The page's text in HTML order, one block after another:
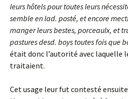
leurs hôtels pour toutes leurs
semble en lad. posté, et encore
manger leurs bestes, porceaulx, et
pastures desd. boys toutes fois que
était donc l’autorité avec laquelle
traitaient.
Cet usage leur fut contesté ensuite